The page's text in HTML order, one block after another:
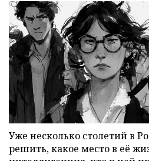
Уже несколько столетий в
решить, какое место в её